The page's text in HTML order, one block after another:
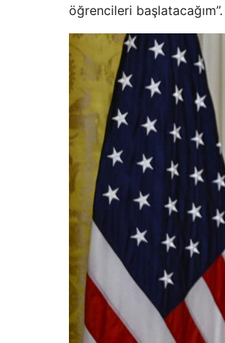
öğrencileri